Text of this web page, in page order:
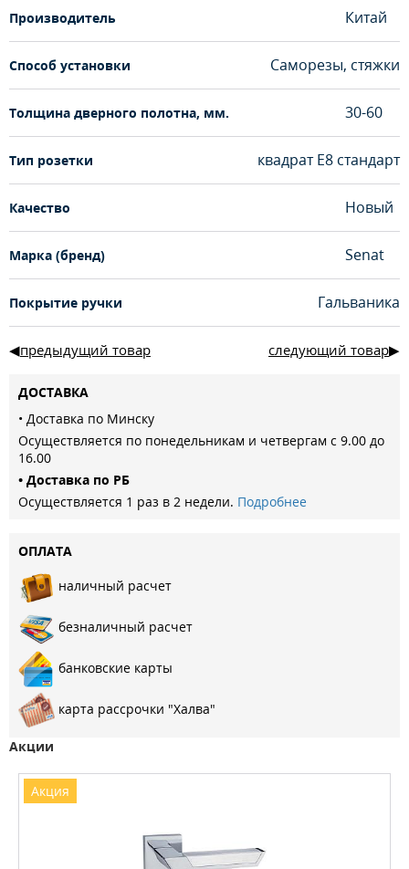
Производитель Китай
Способ установки Саморезы, стяжки
Толщина дверного полотна, мм. 30-60
Тип розетки квадрат Е8 стандарт
Качество Новый
Марка (бренд) Senat
Покрытие ручки Гальваника
предыдущий товар следующий товар
ДОСТАВКА
• Доставка по Минску
Осуществляется по понедельникам и четвергам с 9.00 до
16.00
• Доставка по РБ
Осуществляется 1 раз в 2 недели. Подробнее
ОПЛАТА
наличный расчет
безналичный расчет
банковские карты
карта рассрочки "Халва"
Акции
Акция